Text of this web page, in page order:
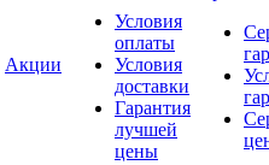
Акции
Условия
оплаты
Условия
доставки
Гарантия
лучшей
цены